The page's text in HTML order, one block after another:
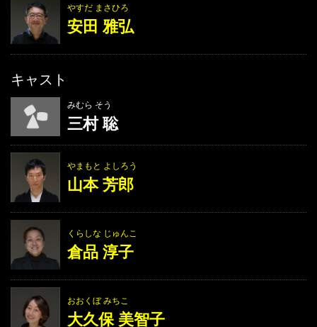
やすだ まさひろ
安田 雅弘
キャスト
みむら そう
三村 聡
やまもと よしろう
山本 芳郎
くらしな じゅんこ
倉品 淳子
おおくぼ みちこ
大久保 美智子